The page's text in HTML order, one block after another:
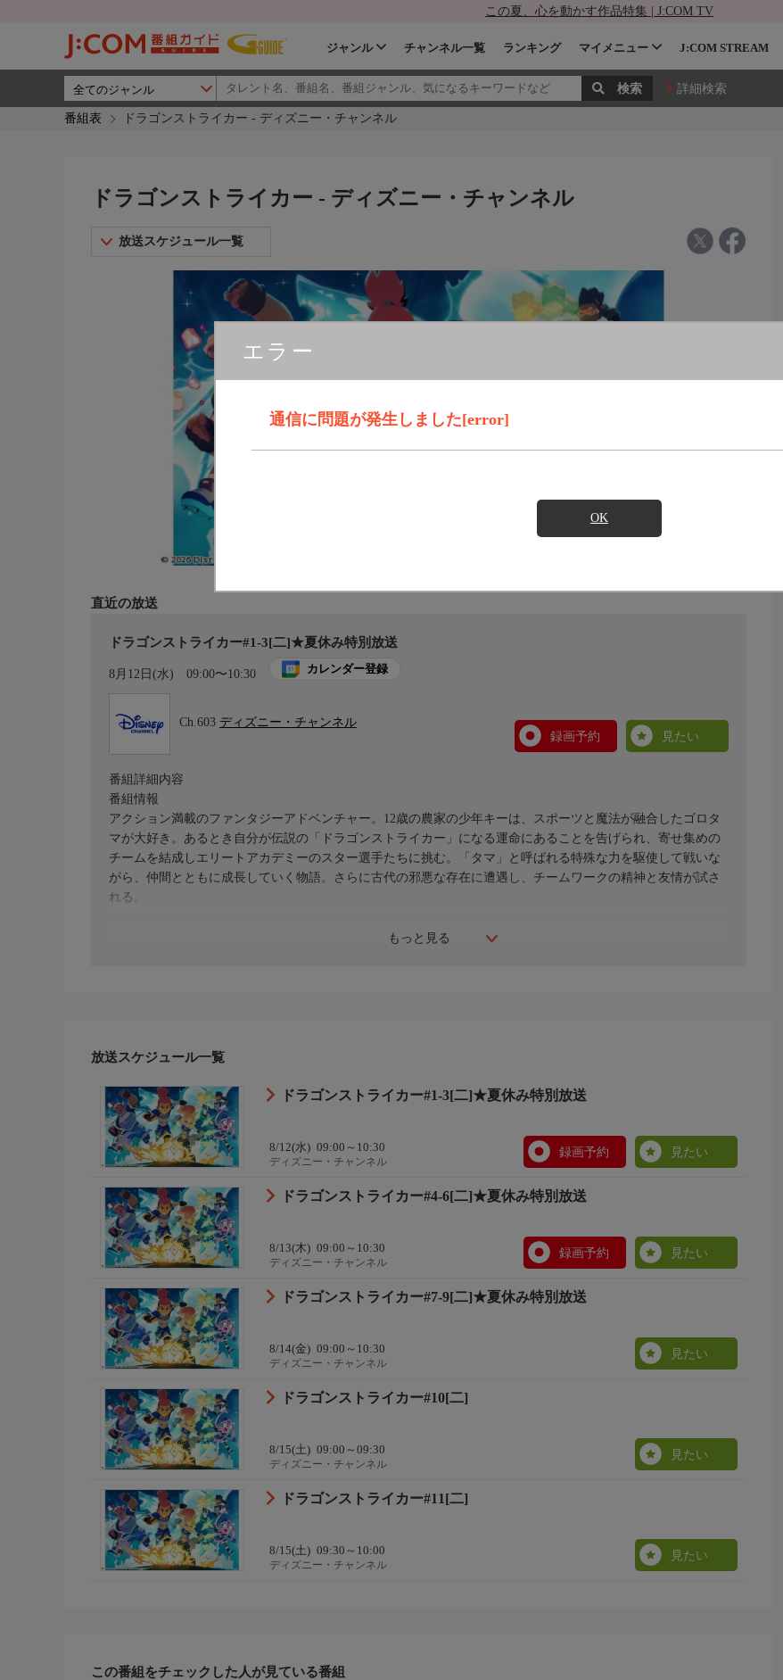
この夏、心を動かす作品特集 | J:COM TV
ジャンル チャンネル一覧 ランキング マイメニュー J:COM STREAM
詳細検索
番組表 ドラゴンストライカー - ディズニー・チャンネル
エラー
通信に問題が発生しました[error]
OK
ドラゴンストライカー - ディズニー・チャンネル
放送スケジュール一覧
直近の放送
ドラゴンストライカー#1-3[二]★夏休み特別放送
8月12日(水) 09:00〜10:30 カレンダー登録
Ch.603 ディズニー・チャンネル
録画予約
見たい
もっと見る
番組詳細内容
番組情報
アクション満載のファンタジーアドベンチャー。12歳の農家の少年キーは、スポーツと魔法が融合したゴロタ
マが大好き。あるとき自分が伝説の「ドラゴンストライカー」になる運命にあることを告げられ、寄せ集めの
チームを結成しエリートアカデミーのスター選手たちに挑む。「タマ」と呼ばれる特殊な力を駆使して戦いな
がら、仲間とともに成長していく物語。さらに古代の邪悪な存在に遭遇し、チームワークの精神と友情が試さ
れる。
放送スケジュール一覧
ドラゴンストライカー#1-3[二]★夏休み特別放送
8/12(水) 09:00～10:30
ディズニー・チャンネル
録画予約 見たい
ドラゴンストライカー#4-6[二]★夏休み特別放送
8/13(木) 09:00～10:30
ディズニー・チャンネル
録画予約 見たい
ドラゴンストライカー#7-9[二]★夏休み特別放送
8/14(金) 09:00～10:30
ディズニー・チャンネル
見たい
ドラゴンストライカー#10[二]
8/15(土) 09:00～09:30
ディズニー・チャンネル
見たい
ドラゴンストライカー#11[二]
8/15(土) 09:30～10:00
ディズニー・チャンネル
見たい
この番組をチェックした人が見ている番組